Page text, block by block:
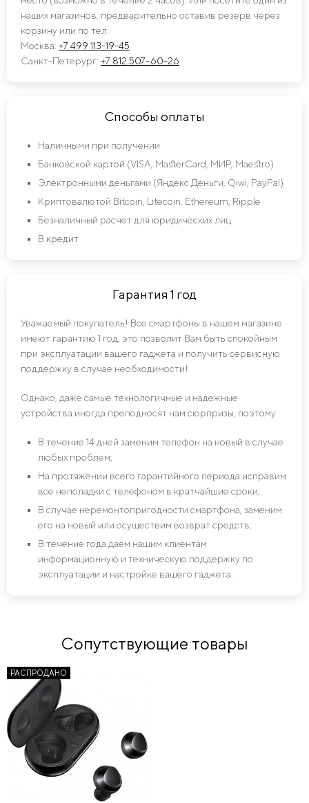
наших магазинов, предварительно оставив резерв через
корзину или по тел:
Москва: +7 499 113-19-45
Санкт-Петерург: +7 812 507-60-26
Способы оплаты
Наличными при получении
Банковской картой (VISA, MasterCard, МИР, Maestro)
Электронными деньгами (Яндекс Деньги, Qiwi, PayPal)
Криптовалютой Bitcoin, Litecoin, Ethereum, Ripple
Безналичный расчет для юридических лиц
В кредит
Гарантия 1 год
Уважаемый покупатель! Все смартфоны в нашем магазине
имеют гарантию 1 год, это позволит Вам быть спокойным
при эксплуатации вашего гаджета и получить сервисную
поддержку в случае необходимости!
Однако, даже самые технологичные и надежные
устройства иногда преподносят нам сюрпризы, поэтому:
В течение 14 дней заменим телефон на новый в случае
любых проблем;
На протяжении всего гарантийного периода исправим
все неполадки с телефоном в кратчайшие сроки;
В случае неремонтопригодности смартфона, заменим
его на новый или осуществим возврат средств;
В течение года даем нашим клиентам
информационную и техническую поддержку по
эксплуатации и настройке вашего гаджета.
Сопутствующие товары
РАСПРОДАНО